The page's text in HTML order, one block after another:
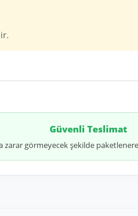
Güvenli Teslimat
görmeyecek şekilde